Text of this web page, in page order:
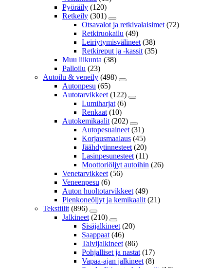
Pyöräily (120)
Retkeily (301)
Otsavalot ja retkivalaisimet (72)
Retkiruokailu (49)
Leiriytymisvälineet (38)
Retkireput ja -kassit (35)
Muu liikunta (38)
Palloilu (23)
Autoilu & veneily (498)
Autonpesu (65)
Autotarvikkeet (122)
Lumiharjat (6)
Renkaat (10)
Autokemikaalit (202)
Autopesuaineet (31)
Korjausmaalaus (45)
Jäähdytinnesteet (20)
Lasinpesunesteet (11)
Moottoriöljyt autoihin (26)
Venetarvikkeet (56)
Veneenpesu (6)
Auton huoltotarvikkeet (49)
Pienkoneöljyt ja kemikaalit (21)
Tekstiilit (896)
Jalkineet (210)
Sisäjalkineet (20)
Saappaat (46)
Talvijalkineet (86)
Pohjalliset ja nastat (17)
Vapaa-ajan jalkineet (8)